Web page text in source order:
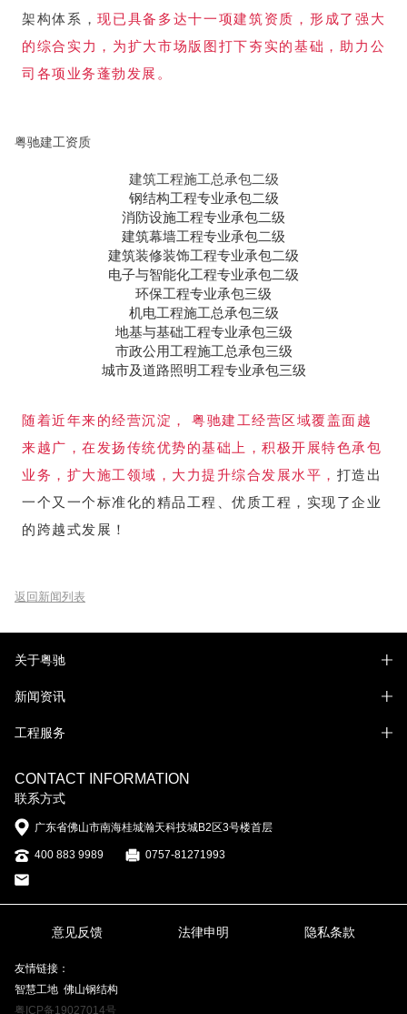
架构体系，现已具备 多达十一项建筑资质， 形成了强大
的综合实力，为扩大市场版图打下夯实的基础， 助力公
司各项业务蓬勃发展。
粤驰建工资质
建筑工程施工总承包二级
钢结构工程专业承包二级
消防设施工程专业承包二级
建筑幕墙工程专业承包二级
建筑装修装饰工程专业承包二级
电子与智能化工程专业承包二级
环保工程专业承包三级
机电工程施工总承包三级
地基与基础工程专业承包三级
市政公用工程施工总承包三级
城市及道路照明工程专业承包三级
随着近年来的经营沉淀， 粤驰建工经营区域覆盖面越
来越广， 在发扬传统优势的基础上，积极开展特色承包
业务，扩大施工领域，大力提升综合发展水平， 打造出
一个又一个标准化的精品工程、优质工程，实现了企业
的跨越式发展！
返回新闻列表
关于粤驰
新闻资讯
工程服务
CONTACT INFORMATION
联系方式
广东省佛山市南海桂城瀚天科技城B2区3号楼首层
400 883 9989 0757-81271993
意见反馈 法律申明 隐私条款
友情链接：
智慧工地 佛山钢结构
粤ICP备19027014号